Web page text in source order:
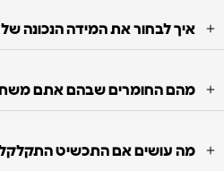
איך לבחור את המידה הנכונה
מהם החומרים שבהם אתם
מה עושים אם התכשיט התקלקל